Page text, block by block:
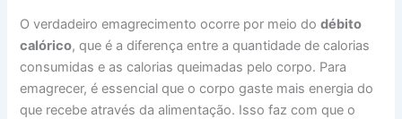
O verdadeiro emagrecimento ocorre por meio dodébito
calórico, que é a diferença entre a quantidade de calorias
consumidas e as calorias queimadas pelo corpo. Para
emagrecer, é essencial que o corpo gaste mais energia do
que recebe através da alimentação. Isso faz com que o